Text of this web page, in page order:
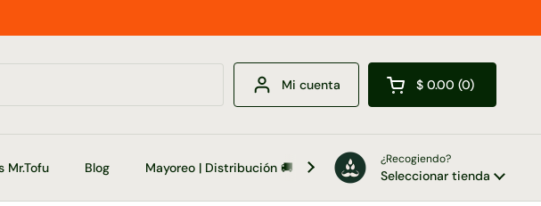
Mi cuenta Abrir carrito
$ 0.00 0
Mr.Tofu Blog Mayoreo | Distribución 🚚 Contacto 📞
¿Recogiendo?
Seleccionar tienda